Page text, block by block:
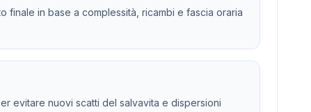
in base a complessità, ricambi e fascia oraria
evitare nuovi scatti del salvavita e dispersioni